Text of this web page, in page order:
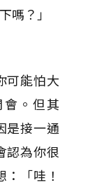
嗎？」
可能怕大
。但其
是接一通
認為你很
「哇！